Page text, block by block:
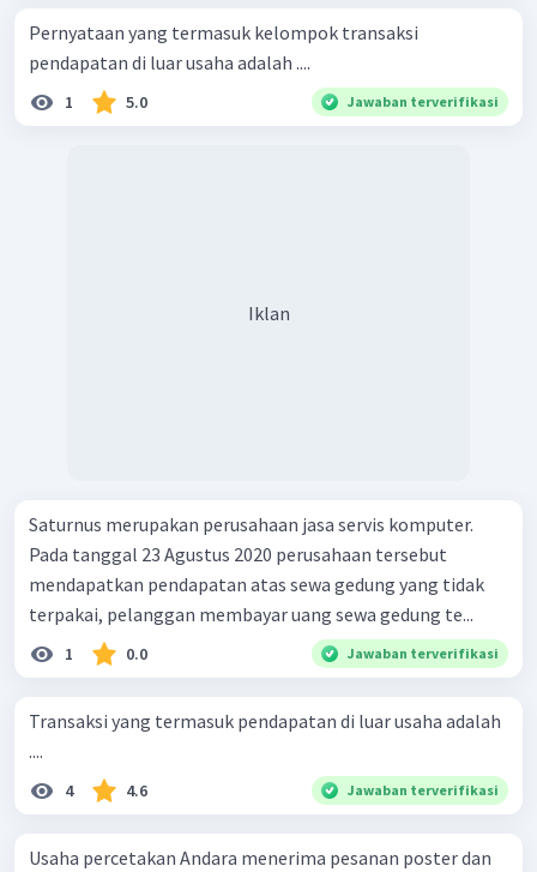
Pernyataan yang termasuk kelompok transaksi
pendapatan di luar usaha adalah ....
1 5.0 Jawaban terverifikasi
Iklan
Saturnus merupakan perusahaan jasa servis komputer.
Pada tanggal 23 Agustus 2020 perusahaan tersebut
mendapatkan pendapatan atas sewa gedung yang tidak
terpakai, pelanggan membayar uang sewa gedung te...
1 0.0 Jawaban terverifikasi
Transaksi yang termasuk pendapatan di luar usaha adalah
....
4 4.6 Jawaban terverifikasi
Usaha percetakan Andara menerima pesanan poster dan